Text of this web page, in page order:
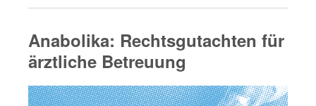
Anabolika: Rechtsgutachten für
ärztliche Betreuung